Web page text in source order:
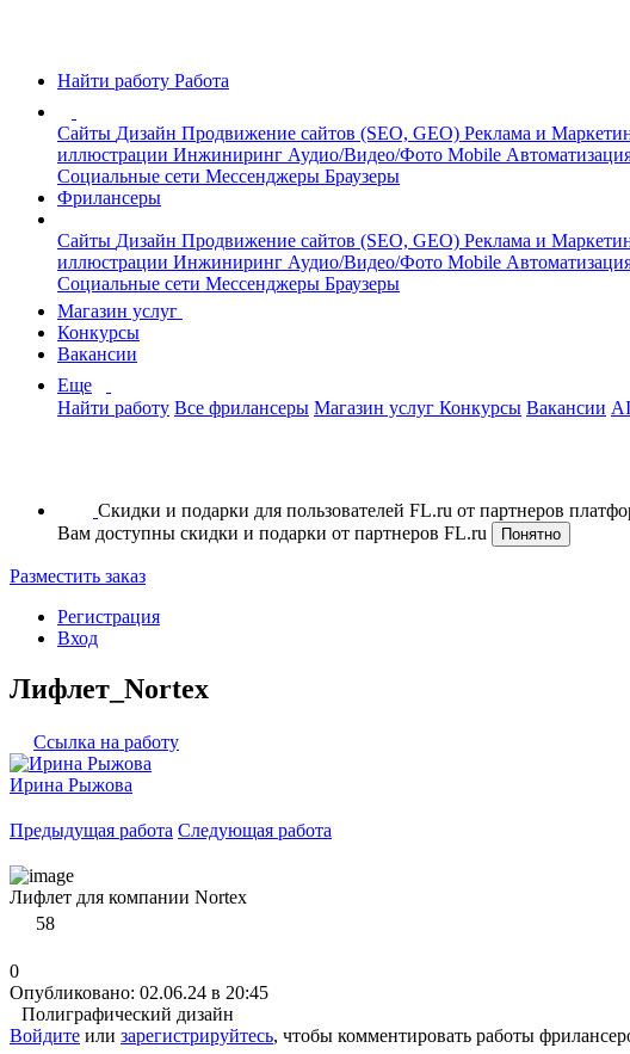
Найти работу Работа
Сайты Дизайн Продвижение сайтов (SEO, GEO) Реклама и
иллюстрации Инжиниринг Аудио/Видео/Фото Mobile
Социальные сети Мессенджеры Браузеры
Фрилансеры
Сайты Дизайн Продвижение сайтов (SEO, GEO) Реклама и
иллюстрации Инжиниринг Аудио/Видео/Фото Mobile
Социальные сети Мессенджеры Браузеры
Магазин услуг
Конкурсы
Вакансии
Еще
Найти работу Все фрилансеры Магазин услуг Конкурсы Вакансии
Скидки и подарки для пользователей FL.ru от партнеров
Вам доступны скидки и подарки от партнеров FL.ru
Понятно
Разместить заказ
Регистрация
Вход
Лифлет_Nortex
Ссылка на работу
Ирина Рыжова
Предыдущая работа Следующая работа
Лифлет для компании Nortex
58
0
Опубликовано: 02.06.24 в 20:45
Полиграфический дизайн
Войдите или зарегистрируйтесь, чтобы комментировать работы